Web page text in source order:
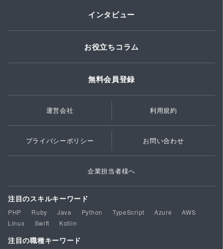
インタビュー
お役立ちコラム
無料会員登録
運営会社 利用規約
プライバシーポリシー お問い合わせ
企業担当者様へ
注目のスキルキーワード
PHP Ruby Java Python TypeScript Azure
AWS
Linux
Swift Kotlin
注目の職種キーワード